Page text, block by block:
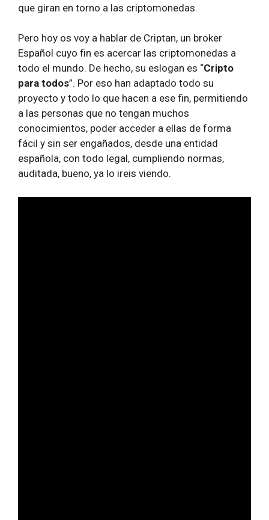
que giran en torno a las criptomonedas.
Pero hoy os voy a hablar de Criptan, un broker
Español cuyo fin es acercar las criptomonedas a
todo el mundo. De hecho, su eslogan es “Cripto
para todos”. Por eso han adaptado todo su
proyecto y todo lo que hacen a ese fin, permitiendo
a las personas que no tengan muchos
conocimientos, poder acceder a ellas de forma
fácil y sin ser engañados, desde una entidad
española, con todo legal, cumpliendo normas,
auditada, bueno, ya lo ireis viendo.